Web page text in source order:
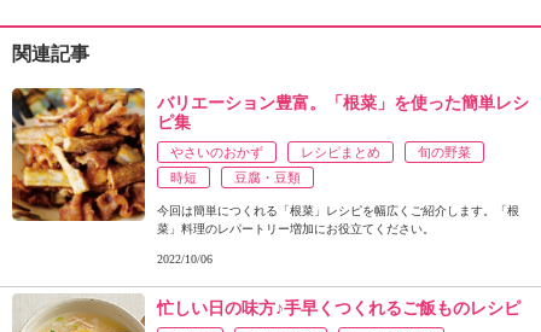
関連記事
バリエーション豊富。「根菜」を使った簡単レシ
ピ集
やさいのおかず レシピまとめ
旬の野菜
時短
豆腐・豆類
今回は簡単につくれる「根菜」レシピを幅広くご紹介します。「根
菜」料理のレパートリー増加にお役立てください。
2022/10/06
忙しい日の味方♪手早くつくれるご飯ものレシピ